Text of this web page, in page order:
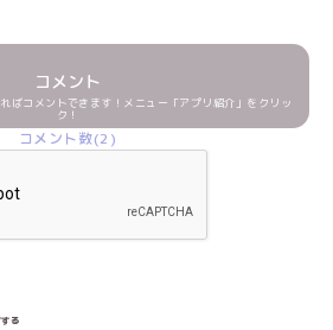
コメント
ばコメントできます！メニュー「アプリ紹介」をクリッ
ク！
コメント数(2)
る